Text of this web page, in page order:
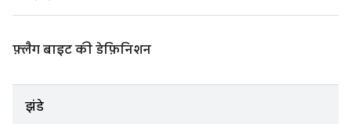
फ़्लैग बाइट की डेफ़िनिशन
झंडे